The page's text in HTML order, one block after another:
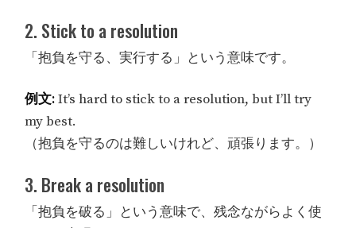
2. Stick to a resolution
「抱負を守る、実行する」という意味です。
例文:It’s hard to stick to a resolution, but I’ll try
my best.
（抱負を守るのは難しいけれど、頑張ります。）
3. Break a resolution
「抱負を破る」という意味で、残念ながらよく使